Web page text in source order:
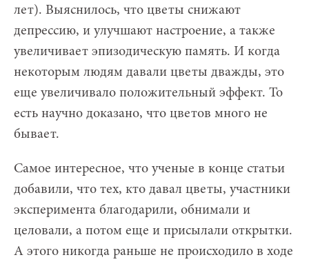
лет). Выяснилось, что цветы снижают
депрессию, и улучшают настроение, а также
увеличивает эпизодическую память. И когда
некоторым людям давали цветы дважды, это
еще увеличивало положительный эффект. То
есть научно доказано, что цветов много не
бывает.
Самое интересное, что ученые в конце статьи
добавили, что тех, кто давал цветы, участники
эксперимента благодарили, обнимали и
целовали, а потом еще и присылали открытки.
А этого никогда раньше не происходило в ходе